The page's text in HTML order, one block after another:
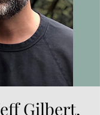
Gilbert,